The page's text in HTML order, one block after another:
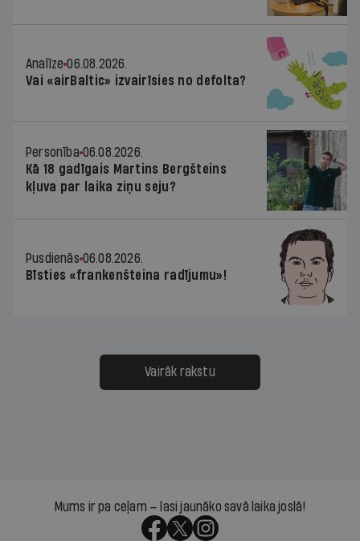
Analīze 06.08.2026.
Vai «airBaltic» izvairīsies no defolta?
Personība 06.08.2026.
Kā 18 gadīgais Martins Bergšteins
kļuva par laika ziņu seju?
Pusdienās 06.08.2026.
Bīsties «frankenšteina radījumu»!
Vairāk rakstu
Mums ir pa ceļam — lasi jaunāko savā laika joslā!